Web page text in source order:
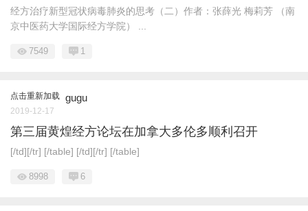
经方治疗新型冠状病毒肺炎的思考（二）作者：张薛光 梅莉芳 （南
京中医药大学国际经方学院） ...
7549 1
点击重新加载 gugu
2019-12-17
第三届黄煌经方论坛在加拿大多伦多顺利召开
[/td][/tr] [/table] [/td][/tr] [/table]
8998 6